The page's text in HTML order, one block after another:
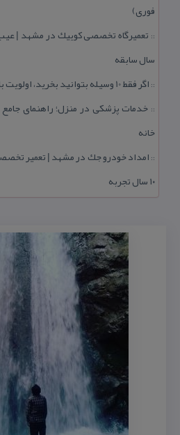
فوری)
::
سال سابقه
:: اگر فقط 10 وسیله بتوانید بخرید، اولویت با كدام تجهیزات است؟
:: خدمات پزشكی در منزل؛ راهنمای
خانه
::
۱۰ سال تجربه